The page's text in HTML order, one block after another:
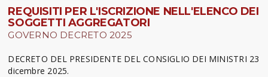
REQUISITI PER L'ISCRIZIONE NELL'ELENCO DEI
SOGGETTI AGGREGATORI
GOVERNO DECRETO 2025
DECRETO DEL PRESIDENTE DEL CONSIGLIO DEI MINISTRI 23
dicembre 2025.